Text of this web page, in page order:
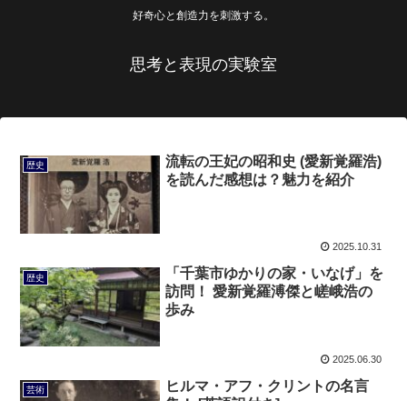
好奇心と創造力を刺激する。
思考と表現の実験室
歴史
流転の王妃の昭和史 (愛新覚羅浩)
を読んだ感想は？魅力を紹介
2025.10.31
歴史
「千葉市ゆかりの家・いなげ」を
訪問！ 愛新覚羅溥傑と嵯峨浩の
歩み
2025.06.30
芸術
ヒルマ・アフ・クリントの名言